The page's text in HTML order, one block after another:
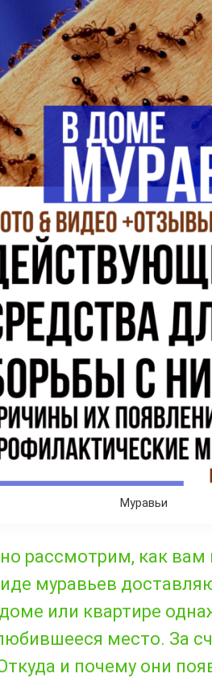
Муравьи
рассмотрим, как вам
муравьев
или квартире
место. За
и почему они